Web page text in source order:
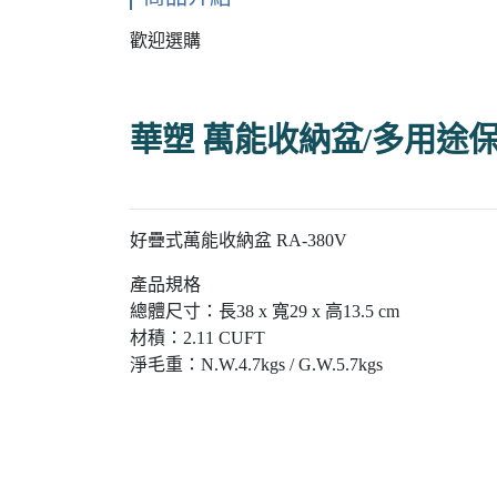
歡迎選購
華塑 萬能收納盆/多用途
好疊式萬能收納盆 RA-380V
產品規格
總體尺寸：長38 x 寬29 x 高13.5 cm
材積：2.11 CUFT
淨毛重：N.W.4.7kgs / G.W.5.7kgs